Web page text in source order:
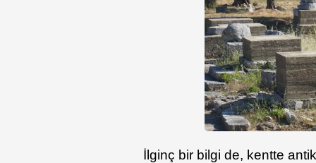
İlginç bir bilgi de, kentte